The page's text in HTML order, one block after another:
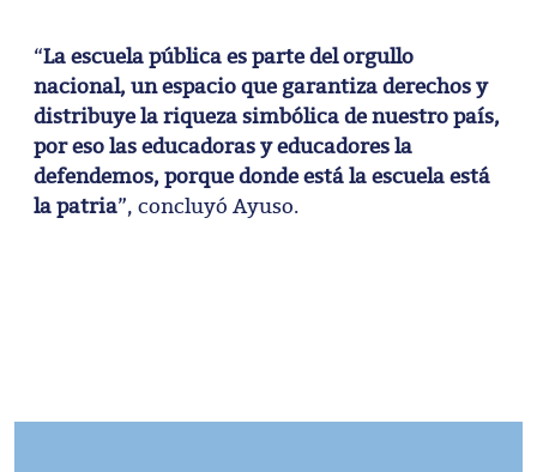
“La escuela pública es parte del orgullo
nacional, un espacio que garantiza derechos y
distribuye la riqueza simbólica de nuestro país,
por eso las educadoras y educadores la
defendemos, porque donde está la escuela está
la patria”, concluyó Ayuso.